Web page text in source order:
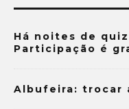
Há noites de
Participação é
Albufeira: trocar